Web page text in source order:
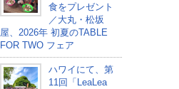
⾷をプレゼント
／大丸・松坂
屋、2026年 初夏のTABLE
FOR TWO フェア
ハワイにて、第
11回「LeaLea